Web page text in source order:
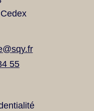
55